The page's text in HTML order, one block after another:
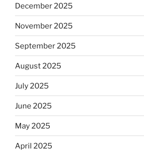
December 2025
November 2025
September 2025
August 2025
July 2025
June 2025
May 2025
April 2025